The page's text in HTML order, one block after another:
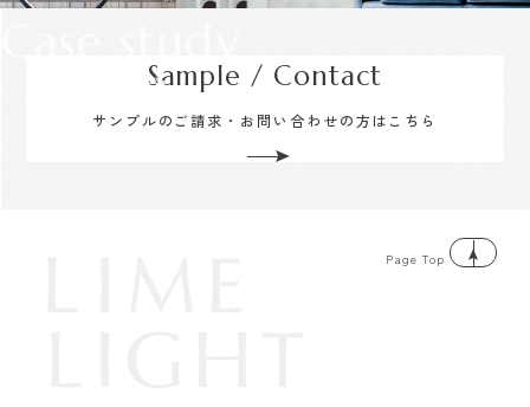
Sample / Contact
サンプルのご請求・お問い合わせの方はこちら
Page Top